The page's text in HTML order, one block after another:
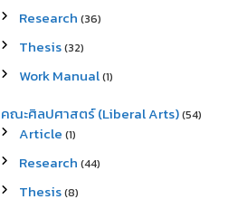
Research (36)
Thesis(32)
Work Manual(1)
คณะศิลปศาสตร์ (Liberal Arts)(54)
Article (1)
Research (44)
Thesis(8)